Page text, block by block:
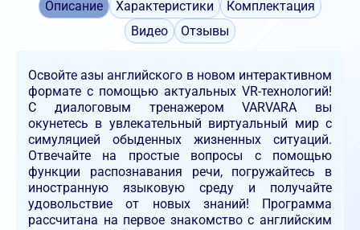
Описание Характеристики
Комплектация
Видео
Отзывы
Освойте азы английского в новом интерактивном
формате с помощью актуальных VR-технологий!
С диалоговым тренажером VARVARA вы
окунетесь в увлекательный виртуальный мир с
симуляцией обыденных жизненных ситуаций.
Отвечайте на простые вопросы с помощью
функции распознавания речи, погружайтесь в
иностранную языковую среду и получайте
удовольствие от новых знаний! Программа
рассчитана на первое знакомство с английским